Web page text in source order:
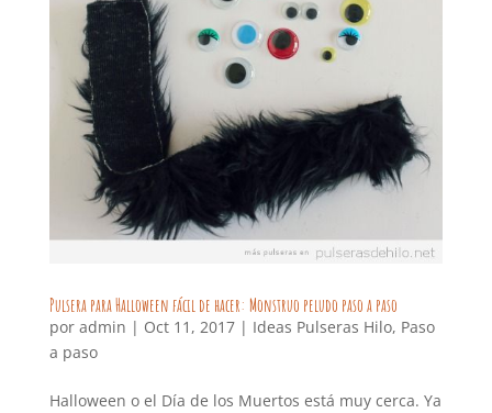
Pulsera para Halloween fácil de hacer: Monstruo peludo paso a paso
por admin | Oct 11, 2017| Ideas Pulseras Hilo, Paso
a paso
Halloween o el Día de los Muertos está muy cerca. Ya